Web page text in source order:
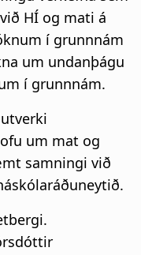
HÍ og mati á
í grunnnám
um undanþágu
í grunnnám.
um mat og
samningi við